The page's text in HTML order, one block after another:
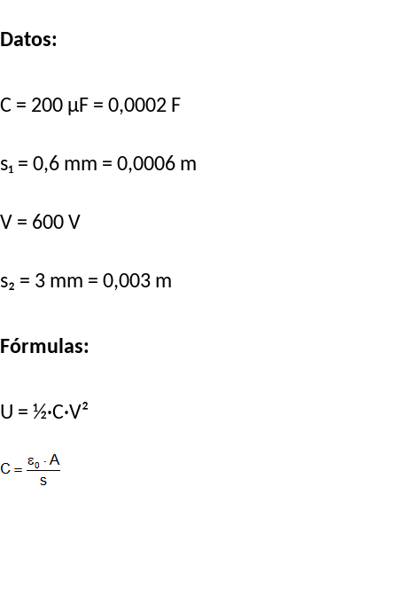
Datos:
C = 200 µF = 0,0002 F
s₁ = 0,6 mm = 0,0006 m
V = 600 V
s₂ = 3 mm = 0,003 m
Fórmulas:
U = ½·C·V²